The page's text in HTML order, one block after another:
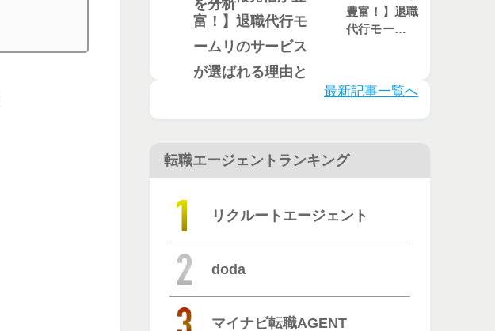
豊富！】退職
代行モームリ
口コミを徹底
最新記事一覧へ
転職エージェントランキング
リクルートエージェント
doda
マイナビ転職AGENT